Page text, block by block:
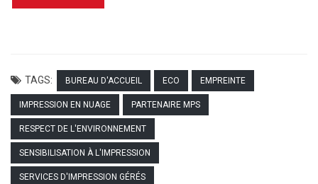
TAGS: BUREAU D'ACCUEIL ECO EMPREINTE
IMPRESSION EN NUAGE PARTENAIRE MPS
RESPECT DE L'ENVIRONNEMENT
SENSIBILISATION À L'IMPRESSION
SERVICES D'IMPRESSION GÉRÉS